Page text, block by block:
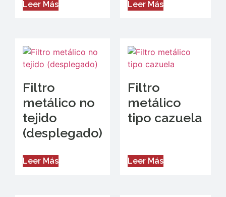
Leer Más Leer Más
Filtro
metálico no
tejido
(desplegado)
Leer Más
Filtro
metálico
tipo cazuela
Leer Más